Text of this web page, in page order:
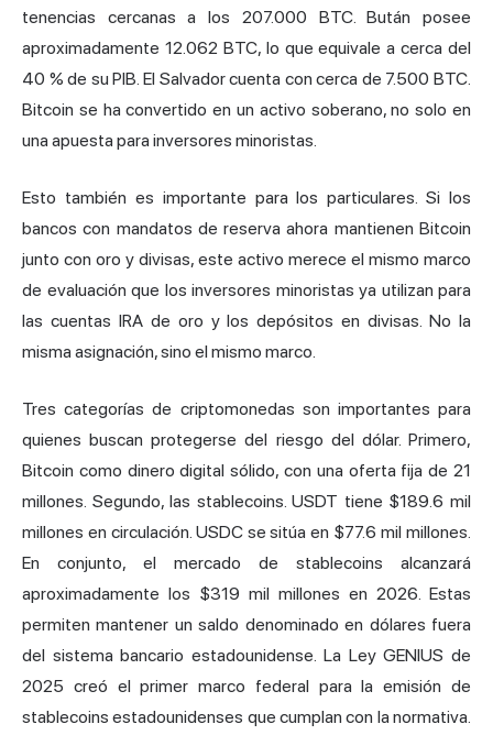
tenencias cercanas a los 207.000 BTC. Bután posee
aproximadamente 12.062 BTC, lo que equivale a cerca del
40 % de su PIB. El Salvador cuenta con cerca de 7.500 BTC.
Bitcoin se ha convertido en un activo soberano, no solo en
una apuesta para inversores minoristas.
Esto también es importante para los particulares. Si los
bancos con mandatos de reserva ahora mantienen Bitcoin
junto con oro y divisas, este activo merece el mismo marco
de evaluación que los inversores minoristas ya utilizan para
las cuentas IRA de oro y los depósitos en divisas. No la
misma asignación, sino el mismo marco.
Tres categorías de criptomonedas son importantes para
quienes buscan protegerse del riesgo del dólar. Primero,
Bitcoin como dinero digital sólido, con una oferta fija de 21
millones. Segundo, las stablecoins. USDT tiene $189.6 mil
millones en circulación. USDC se sitúa en $77.6 mil millones.
En conjunto, el mercado de stablecoins alcanzará
aproximadamente los $319 mil millones en 2026. Estas
permiten mantener un saldo denominado en dólares fuera
del sistema bancario estadounidense. La Ley GENIUS de
2025 creó el primer marco federal para la emisión de
stablecoins estadounidenses que cumplan con la normativa.